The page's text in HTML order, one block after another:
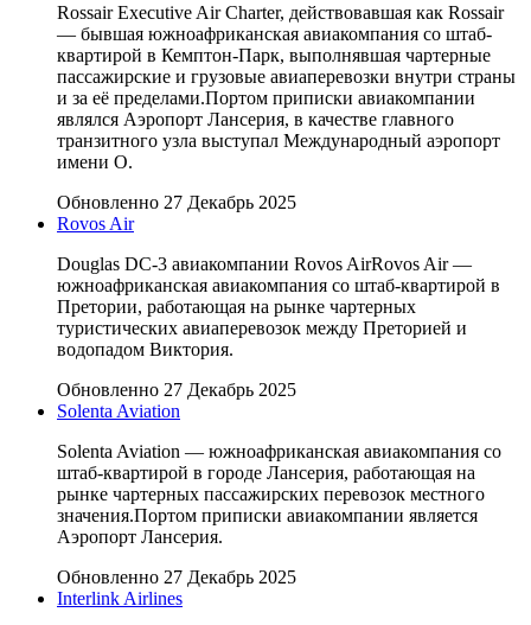
Rossair Executive Air Charter, действовавшая как Rossair
— бывшая южноафриканская авиакомпания со штаб-
квартирой в Кемптон-Парк, выполнявшая чартерные
пассажирские и грузовые авиаперевозки внутри страны
и за её пределами.Портом приписки авиакомпании
являлся Аэропорт Лансерия, в качестве главного
транзитного узла выступал Международный аэропорт
имени О.
Обновленно 27 Декабрь 2025
Rovos Air
Douglas DC-3 авиакомпании Rovos AirRovos Air —
южноафриканская авиакомпания со штаб-квартирой в
Претории, работающая на рынке чартерных
туристических авиаперевозок между Преторией и
водопадом Виктория.
Обновленно 27 Декабрь 2025
Solenta Aviation
Solenta Aviation — южноафриканская авиакомпания со
штаб-квартирой в городе Лансерия, работающая на
рынке чартерных пассажирских перевозок местного
значения.Портом приписки авиакомпании является
Аэропорт Лансерия.
Обновленно 27 Декабрь 2025
Interlink Airlines